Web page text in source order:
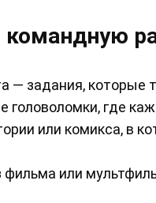
командную
— задания,
головоломки, где
или комикса, в
или